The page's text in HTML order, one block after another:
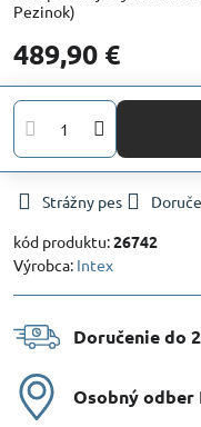
Pezinok)
489,90 €
Strážny pes
kód produktu:26742
Výrobca: Intex
Doručenie do
Osobný odber